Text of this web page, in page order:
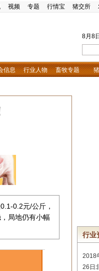
视频 专题 行情宝 猪交所
8月8日
信息 行业人物 畜牧专题
0.2元/公斤，
局地仍有小幅
行业
2018
26日